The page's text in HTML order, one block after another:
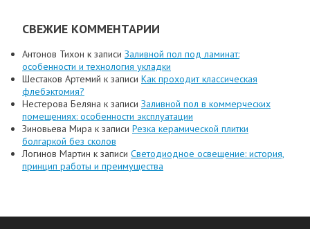
СВЕЖИЕ КОММЕНТАРИИ
Антонов Тихон к записи Заливной пол под ламинат:
особенности и технология укладки
Шестаков Артемий к записи Как проходит классическая
флебэктомия?
Нестерова Беляна к записи Заливной пол в коммерческих
помещениях: особенности эксплуатации
Зиновьева Мира к записи Резка керамической плитки
болгаркой без сколов
Логинов Мартин к записи Светодиодное освещение: история,
принцип работы и преимущества